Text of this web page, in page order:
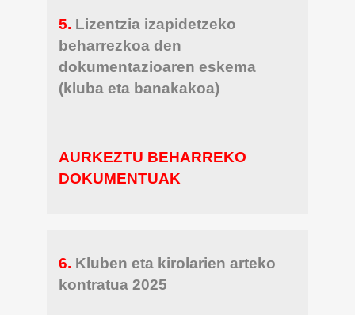
5. Lizentzia izapidetzeko
beharrezkoa den
dokumentazioaren eskema
(kluba eta banakakoa)
AURKEZTU BEHARREKO
DOKUMENTUAK
6. Kluben eta kirolarien arteko
kontratua 2025